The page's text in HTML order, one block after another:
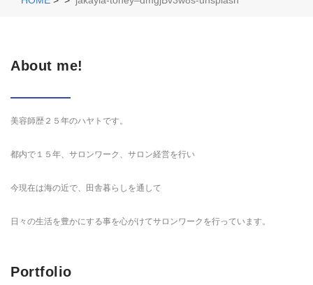
About me!
美容師歴２５年のハヤトです。
都内で１５年、サロンワーク、サロン経営を行い
今現在は海の近で、田舎暮らしを通して
日々の生活を豊かにする事を心がけてサロンワークを行っています。
Portfolio